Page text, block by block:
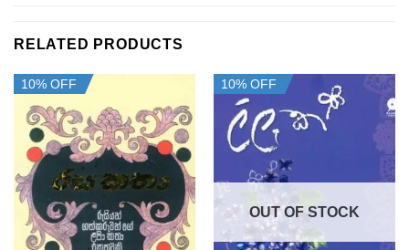
RELATED PRODUCTS
10% OFF 10% OFF
OUT OF STOCK